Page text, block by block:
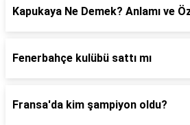
Kapukaya Ne Demek? Anlamı ve
Fenerbahçe kulübü sattı mı
Fransa'da kim şampiyon oldu?